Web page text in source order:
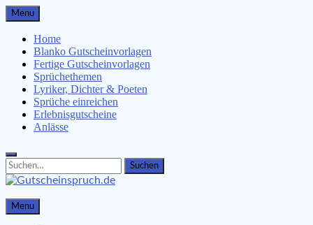
Skip
to
content
Menu
Home
Blanko Gutscheinvorlagen
Fertige Gutscheinvorlagen
Sprüchethemen
Lyriker, Dichter & Poeten
Sprüche einreichen
Erlebnisgutscheine
Anlässe
Search
for:
Search
Gutscheinspruch.de
Gutscheinsprüche & Gutscheinvorlagen finden
Menu